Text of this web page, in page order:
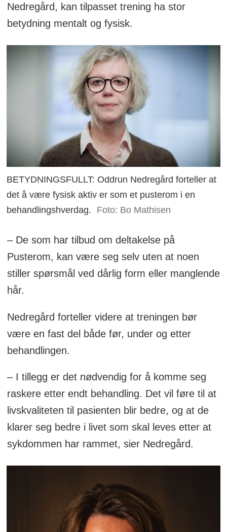
Nedregård, kan tilpasset trening ha stor
betydning mentalt og fysisk.
BETYDNINGSFULLT: Oddrun Nedregård forteller at
det å være fysisk aktiv er som et pusterom i en
behandlingshverdag.
Foto: Bo Mathisen
– De som har tilbud om deltakelse på
Pusterom, kan være seg selv uten at noen
stiller spørsmål ved dårlig form eller manglende
hår.
Nedregård forteller videre at treningen bør
være en fast del både før, under og etter
behandlingen.
– I tillegg er det nødvendig for å komme seg
raskere etter endt behandling. Det vil føre til at
livskvaliteten til pasienten blir bedre, og at de
klarer seg bedre i livet som skal leves etter at
sykdommen har rammet, sier Nedregård.